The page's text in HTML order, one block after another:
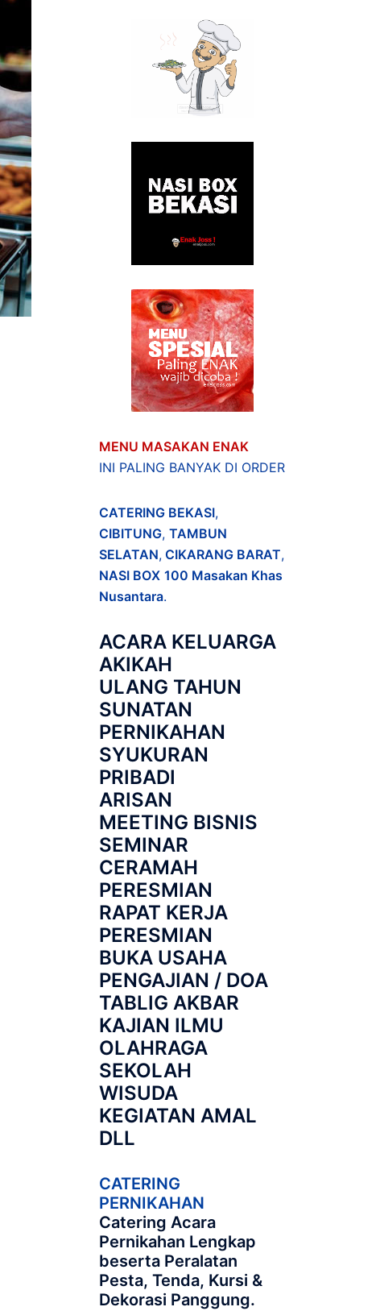
MENU MASAKAN ENAK
INI PALING BANYAK DI ORDER
CATERING BEKASI,
CIBITUNG, TAMBUN
SELATAN,CIKARANG BARAT,
NASI BOX 100 Masakan Khas
Nusantara.
ACARA KELUARGA
AKIKAH
ULANG TAHUN
SUNATAN
PERNIKAHAN
SYUKURAN
PRIBADI
ARISAN
MEETING BISNIS
SEMINAR
CERAMAH
PERESMIAN
RAPAT KERJA
PERESMIAN
BUKA USAHA
PENGAJIAN / DOA
TABLIG AKBAR
KAJIAN ILMU
OLAHRAGA
SEKOLAH
WISUDA
KEGIATAN AMAL
DLL
CATERING
PERNIKAHAN
Catering Acara
Pernikahan Lengkap
beserta Peralatan
Pesta, Tenda, Kursi &
Dekorasi Panggung.